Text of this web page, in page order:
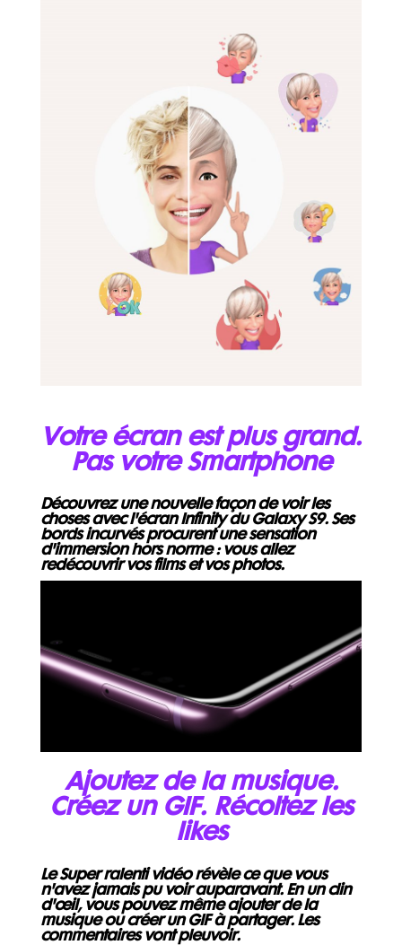
Votre écran est plus grand.
Pas votre Smartphone
Découvrez une nouvelle façon de voir les
choses avec l'écran Infinity du Galaxy S9. Ses
bords incurvés procurent une sensation
d'immersion hors norme : vous allez
redécouvrir vos films et vos photos.
Ajoutez de la musique.
Créez un GIF. Récoltez les
likes
Le Super ralenti vidéo révèle ce que vous
n'avez jamais pu voir auparavant. En un clin
d'œil, vous pouvez même ajouter de la
musique ou créer un GIF à partager. Les
commentaires vont pleuvoir.